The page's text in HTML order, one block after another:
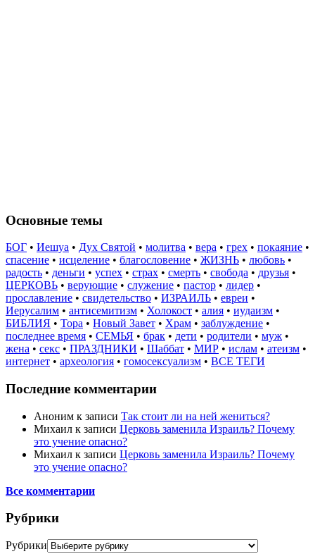
Основные темы
БОГ • Иешуа • Дух Святой • молитва • вера • грех • покаяние •
спасение • исцеление • благословение • ЖИЗНЬ • любовь •
радость • деньги • успех • страх • смерть • свобода • друзья •
ЦЕРКОВЬ • верующие • служение • пастор • лидер •
прославление • свидетельство • ИЗРАИЛЬ • евреи •
Иерусалим • антисемитизм • Холокост • алия • иудаизм •
БИБЛИЯ • Тора • Новый Завет • Храм • заблуждение •
последнее время • СЕМЬЯ • брак • дети • родители • муж •
жена • секс • ПРАЗДНИКИ • Шаббат • МИР • ислам • атеизм •
интернет • археология • гомосексуализм • ВСЕ ТЕГИ
Последние комментарии
Аноним к записи Так стоит ли на ней жениться?
Михаил к записи Церковь заменила Израиль? Почему
это учение опасно?
Михаил к записи Церковь заменила Израиль? Почему
это учение опасно?
Все комментарии
Рубрики
Рубрики